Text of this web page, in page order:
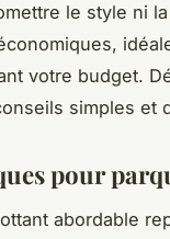
le style ni
votre budget.
simples et
pour
abordable